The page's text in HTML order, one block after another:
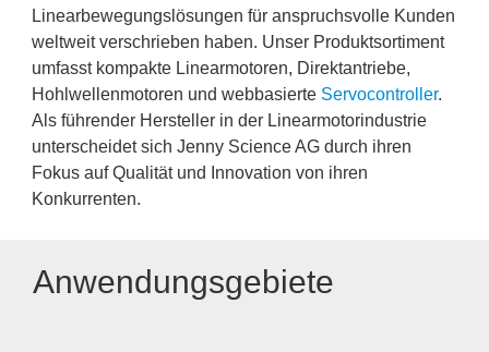
Linearbewegungslösungen für anspruchsvolle Kunden
weltweit verschrieben haben. Unser Produktsortiment
umfasst kompakte Linearmotoren, Direktantriebe,
Hohlwellenmotoren und webbasierte Servocontroller.
Als führender Hersteller in der Linearmotorindustrie
unterscheidet sich Jenny Science AG durch ihren
Fokus auf Qualität und Innovation von ihren
Konkurrenten.
Anwendungsgebiete